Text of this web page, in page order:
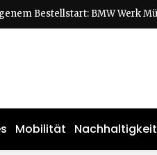
Mobilität Nachhaltigkeit